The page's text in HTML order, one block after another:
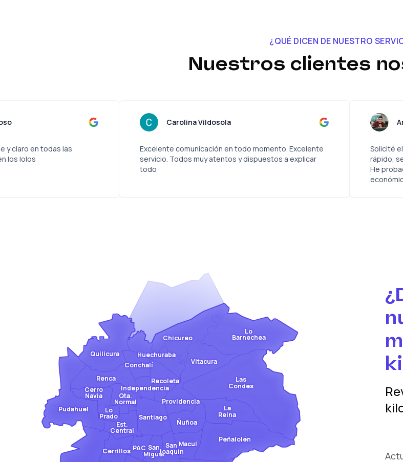
¿QUÉ DICEN DE NUESTRO
Nuestros clientes
amigable y claro en todas las
de 10 como dicen los lolos
Quer Troncoso
Excelente comunicación en todo momento. Excelente
servicio. Todos muy atentos y dispuestos a explicar
Carolina Vildosola
Chicureo
Cerrillos
Est.
Central
Pudahuel Lo
Prado
Cerro
Navia
Santiago
Renca
Qta.
Normal
Recoleta
Independencia
Quilicura
Conchalí
PAC San
Miguel
San
Joaquín
Providencia
Ñuñoa
La
Reina
Macul
Peñalolén
Las
Condes
Vitacura
Lo
Barnechea
Huechuraba